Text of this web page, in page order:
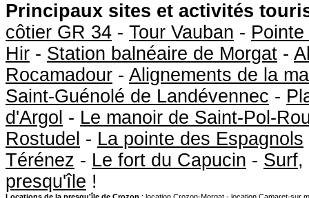
Principaux sites et activités
côtier GR 34 - Tour Vauban -
Hir - Station balnéaire de Morgat -
Rocamadour - Alignements de la
Saint-Guénolé de Landévennec -
d'Argol - Le manoir de Saint-Pol-
Rostudel - La pointe des Espagnols
Térénez - Le fort du Capucin - Surf,
presqu'île !